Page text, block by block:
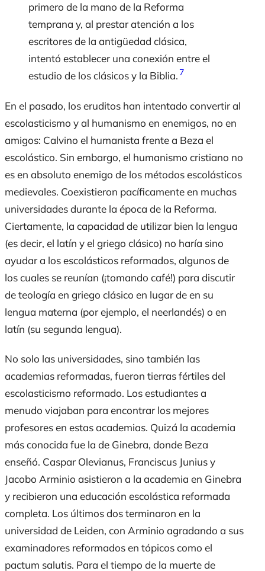
primero de la mano de la Reforma
temprana y, al prestar atención a los
escritores de la antigüedad clásica,
intentó establecer una conexión entre el
estudio de los clásicos y la Biblia. 7
En el pasado, los eruditos han intentado convertir al
escolasticismo y al humanismo en enemigos, no en
amigos: Calvino el humanista frente a Beza el
escolástico. Sin embargo, el humanismo cristiano no
es en absoluto enemigo de los métodos escolásticos
medievales. Coexistieron pacíficamente en muchas
universidades durante la época de la Reforma.
Ciertamente, la capacidad de utilizar bien la lengua
(es decir, el latín y el griego clásico) no haría sino
ayudar a los escolásticos reformados, algunos de
los cuales se reunían (¡tomando café!) para discutir
de teología en griego clásico en lugar de en su
lengua materna (por ejemplo, el neerlandés) o en
latín (su segunda lengua).
No solo las universidades, sino también las
academias reformadas, fueron tierras fértiles del
escolasticismo reformado. Los estudiantes a
menudo viajaban para encontrar los mejores
profesores en estas academias. Quizá la academia
más conocida fue la de Ginebra, donde Beza
enseñó. Caspar Olevianus, Franciscus Junius y
Jacobo Arminio asistieron a la academia en Ginebra
y recibieron una educación escolástica reformada
completa. Los últimos dos terminaron en la
universidad de Leiden, con Arminio agradando a sus
examinadores reformados en tópicos como el
pactum salutis. Para el tiempo de la muerte de